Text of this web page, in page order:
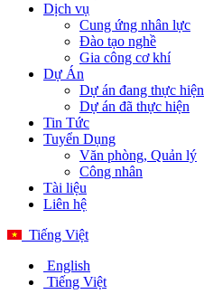
Dịch vụ
Cung ứng nhân lực
Đào tạo nghề
Gia công cơ khí
Dự Án
Dự án đang thực hiện
Dự án đã thực hiện
Tin Tức
Tuyển Dụng
Văn phòng, Quản lý
Công nhân
Tài liệu
Liên hệ
Tiếng Việt
English
Tiếng Việt